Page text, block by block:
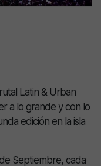
Latin & Urban
a lo grande y con lo
edición en la isla
Septiembre, cada